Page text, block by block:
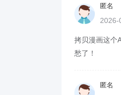
匿名
2026-
拷贝漫画这个
愁了！
匿名